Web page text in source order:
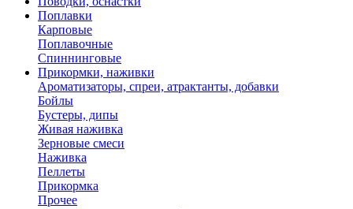
Поплавки
Карповые
Поплавочные
Спиннинговые
Прикормки, наживки
Ароматизаторы, спреи, атрактанты, добавки
Бойлы
Бустеры, дипы
Живая наживка
Зерновые смеси
Наживка
Пеллеты
Прикормка
Прочее